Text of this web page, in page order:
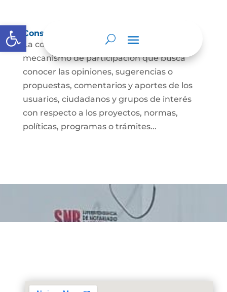
Abrir barra de herramientas
Consulta ciudadana
La consulta a la ciudadanía es un
mecanismo de participación que busca
conocer las opiniones, sugerencias o
propuestas, comentarios y aportes de los
usuarios, ciudadanos y grupos de interés
con respecto a los proyectos, normas,
políticas, programas o trámites...